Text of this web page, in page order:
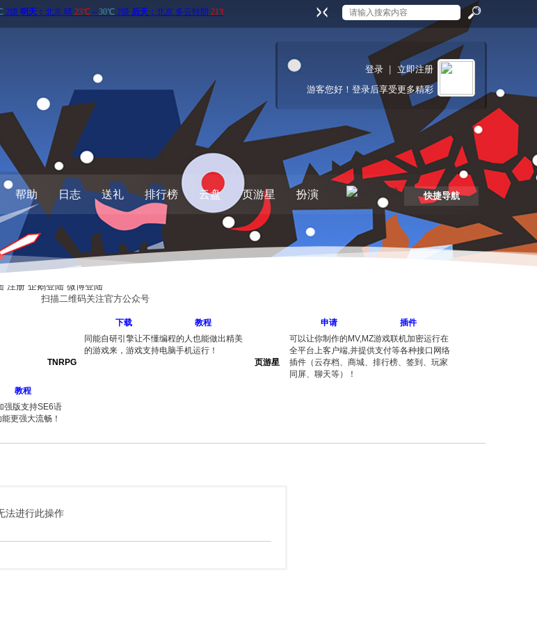
索
登录
立即注册
游客您好！登录后享受更多精彩
快捷导航
帮助 日志 送礼 排行榜 云盘 页游星 扮演
注册 企鹅登陆 微博登陆
扫描二维码关注官方公众号
TNRPG
下载
教程
同能自研引擎让不懂编程的人也能做出精美
的游戏来，游戏支持电脑手机运行！
页游星
申请
插件
可以让你制作的MV,MZ游戏联机加密运行在
全平台上客户端,并提供支付等各种接口网络
插件（云存档、商城、排行榜、签到、玩家
同屏、聊天等）！
教程
强版支持SE6语
更强大流畅！
法进行此操作